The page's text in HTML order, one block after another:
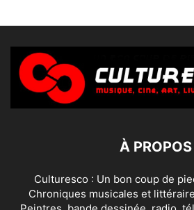
À PROPOS
Culturesco : Un bon coup de
Chroniques musicales et